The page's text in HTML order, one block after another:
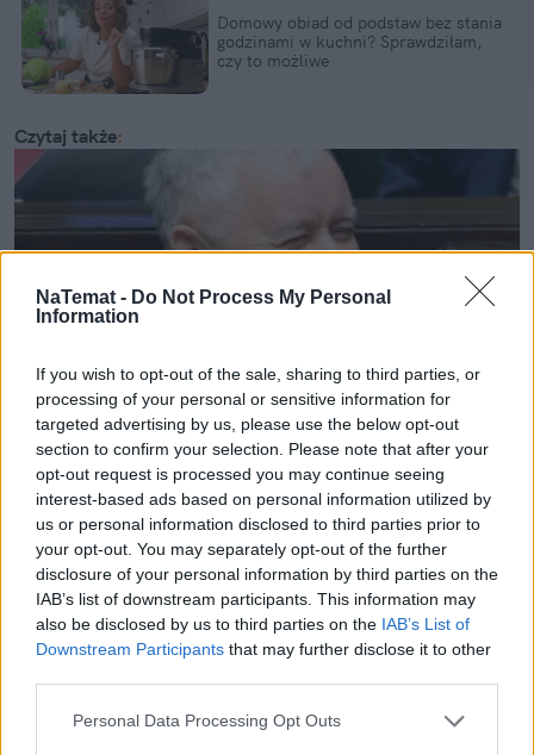
NaTemat - Do Not Process My Personal
Information
If you wish to opt-out of the sale, sharing to third parties, or
processing of your personal or sensitive information for
targeted advertising by us, please use the below opt-out
section to confirm your selection. Please note that after your
opt-out request is processed you may continue seeing
interest-based ads based on personal information utilized by
us or personal information disclosed to third parties prior to
your opt-out. You may separately opt-out of the further
disclosure of your personal information by third parties on the
IAB’s list of downstream participants. This information may
also be disclosed by us to third parties on the IAB’s List of
Downstream Participants that may further disclose it to other
Personal Data Processing Opt Outs
Domowy obiad od podstaw bez stania
godzinami w kuchni? Sprawdziłam,
czy to możliwe
Czytaj także:
Polityka
Ten sondaż to mocne ostrzeżenie dla
opozycji. PiS dawno nie odnotowało
tak dobrego wyniku